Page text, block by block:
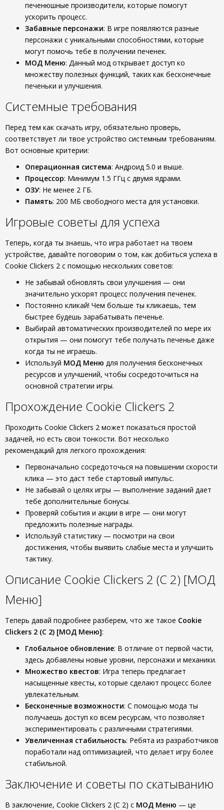
печенюшные производители, которые помогут
ускорить процесс.
Забавные персонажи: В игре появляются разные
персонажи с уникальными способностями, которые
могут помочь тебе в получении печенек.
МОД Меню: Данный мод открывает доступ ко
множеству полезных функций, таких как бесконечные
печеньки и улучшения.
Системные требования
Перед тем как скачать игру, обязательно проверь,
соответствует ли твое устройство системным требованиям.
Вот основные критерии:
Операционная система: Андроид 5.0 и выше.
Процессор: Минимум 1.5 ГГц с двумя ядрами.
ОЗУ: Не менее 2 ГБ.
Память: 200 МБ свободного места для установки.
Игровые советы для успеха
Теперь, когда ты знаешь, что игра работает на твоем
устройстве, давайте поговорим о том, как добиться успеха в
Cookie Clickers 2 с помощью нескольких советов:
Не забывай обновлять свои улучшения — они
значительно ускорят процесс получения печенек.
Постоянно кликай! Чем больше ты кликаешь, тем
быстрее будешь зарабатывать печенье.
Выбирай автоматических производителей по мере их
открытия — они помогут тебе получать печенье даже
когда ты не играешь.
Используй МОД Меню для получения бесконечных
ресурсов и улучшений, чтобы сосредоточиться на
основной стратегии игры.
Прохождение Cookie Clickers 2
Проходить Cookie Clickers 2 может показаться простой
задачей, но есть свои тонкости. Вот несколько
рекомендаций для легкого прохождения:
Первоначально сосредоточься на повышении скорости
клика — это даст тебе стартовый импульс.
Не забывай о целях игры — выполнение заданий дает
тебе дополнительные бонусы.
Проверяй события и акции в игре — они могут
предложить полезные награды.
Используй статистику — посмотри на свои
достижения, чтобы выявить слабые места и улучшить
тактику.
Описание Cookie Clickers 2 (С 2) [МОД
Меню]
Теперь давай подробнее разберем, что же такое Cookie
Clickers 2 (С 2) [МОД Меню]:
Глобальное обновление: В отличие от первой части,
здесь добавлены новые уровни, персонажи и механики.
Множество квестов: Игра теперь предлагает
насыщенные квесты, которые сделают процесс более
увлекательным.
Бесконечные возможности: С помощью мода ты
получаешь доступ ко всем ресурсам, что позволяет
экспериментировать с различными стратегиями.
Увеличенная стабильность: Ребята из разработчиков
поработали над оптимизацией, что делает игру более
стабильной.
Заключение и советы по скатыванию
В заключение, Cookie Clickers 2 (С 2) с МОД Меню — це